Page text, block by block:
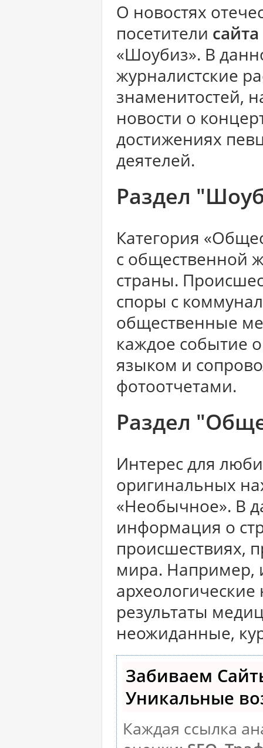
О новостях
посетители
«Шоубиз». В
журналистские
знаменитостей,
новости о
достижениях
деятелей.
Раздел
Категория
с общественной
страны.
споры с
общественные
каждое событие
языком и
фотоотчетами.
Раздел
Интерес для
оригинальных
«Необычное». В
информация о
происшествиях,
мира. Например,
результаты
неожиданные,
Забиваем
Уникальные
Каждая ссылка